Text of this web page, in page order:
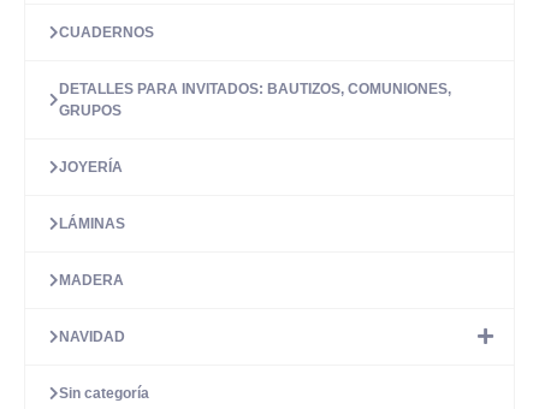
CUADERNOS
DETALLES PARA INVITADOS: BAUTIZOS, COMUNIONES,
GRUPOS
JOYERÍA
LÁMINAS
MADERA
NAVIDAD
Sin categoría